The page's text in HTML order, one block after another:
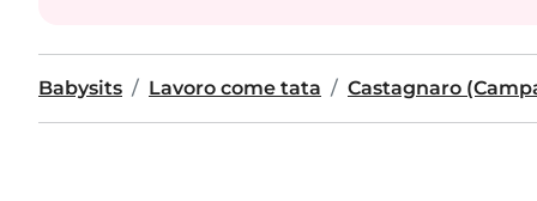
Babysits Lavoro come tata Castagnaro